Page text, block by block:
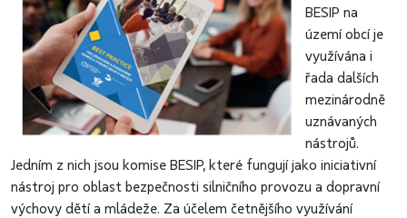
BESIP na
území obcí je
využívána i
řada dalších
mezinárodně
uznávaných
nástrojů.
Jedním z nich jsou komise BESIP, které fungují jako iniciativní
nástroj pro oblast bezpečnosti silničního provozu a dopravní
výchovy dětí a mládeže. Za účelem četnějšího využívání